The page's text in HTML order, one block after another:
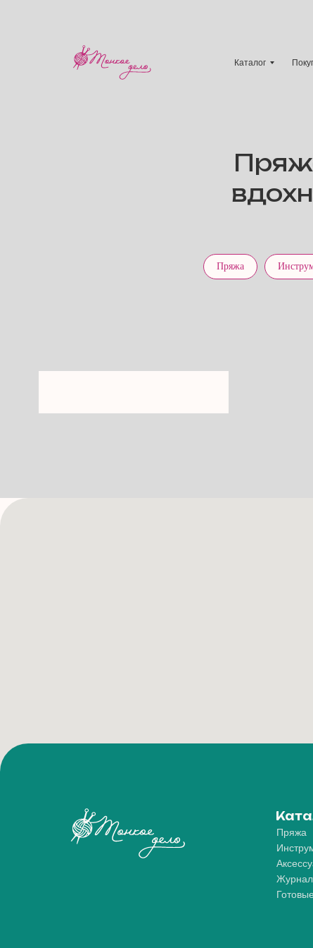
Каталог
Пряжа
Пряжа